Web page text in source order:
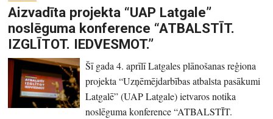
Aizvadīta projekta “UAP Latgale”
noslēguma konference “ATBALSTĪT.
IZGLĪTOT. IEDVESMOT.”
Šī gada 4. aprīlī Latgales plānošanas reģiona
projekta “Uzņēmējdarbības atbalsta pasākumi
Latgalē” (UAP Latgale) ietvaros notika
noslēguma konference “ATBALSTĪT.